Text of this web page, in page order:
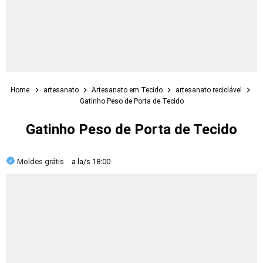
Home artesanato Artesanato em Tecido
artesanato reciclável
Gatinho Peso de Porta de Tecido
Gatinho Peso de Porta de Tecido
Moldes grátis a la/s 18:00